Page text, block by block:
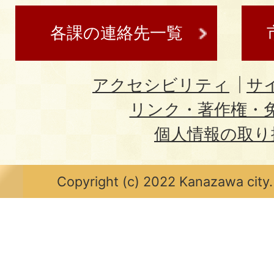
各課の連絡先一覧
アクセシビリティ
サ
リンク・著作権・
個人情報の取
Copyright (c) 2022 Kanazawa